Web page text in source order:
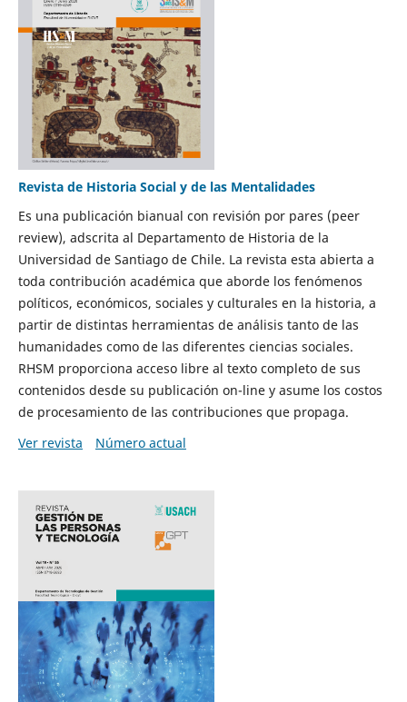
Revista de Historia Social y de las Mentalidades
Es una publicación bianual con revisión por pares (peer
review), adscrita al Departamento de Historia de la
Universidad de Santiago de Chile. La revista esta abierta a
toda contribución académica que aborde los fenómenos
políticos, económicos, sociales y culturales en la historia, a
partir de distintas herramientas de análisis tanto de las
humanidades como de las diferentes ciencias sociales.
RHSM proporciona acceso libre al texto completo de sus
contenidos desde su publicación on-line y asume los costos
de procesamiento de las contribuciones que propaga.
Ver revista
Número actual